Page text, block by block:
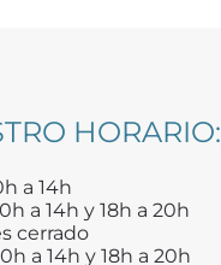
HORARIO:
a 14h
a 14h y 18h a 20h
cerrado
a 14h y 18h a 20h